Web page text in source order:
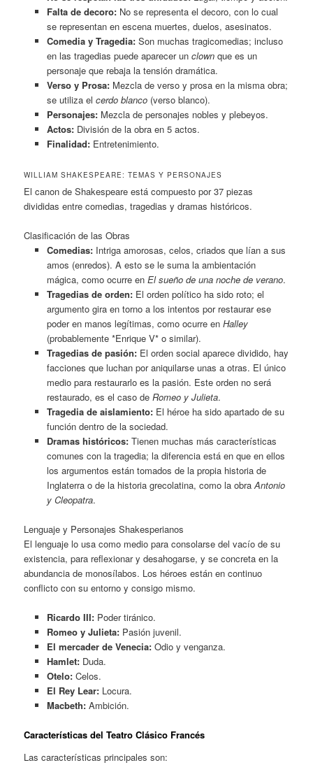
Falta de decoro:No se representa el decoro, con lo cual
se representan en escena muertes, duelos, asesinatos.
Comedia y Tragedia:Son muchas tragicomedias; incluso
en las tragedias puede aparecer un clownque es un
personaje que rebaja la tensión dramática.
Verso y Prosa:Mezcla de verso y prosa en la misma obra;
se utiliza el cerdo blanco(verso blanco).
Personajes:Mezcla de personajes nobles y plebeyos.
Actos:División de la obra en 5 actos.
Finalidad:Entretenimiento.
WILLIAM SHAKESPEARE: TEMAS Y PERSONAJES
El canon de Shakespeare está compuesto por 37 piezas
divididas entre comedias, tragedias y dramas históricos.
Clasificación de las Obras
Comedias:Intriga amorosas, celos, criados que lían a sus
amos (enredos). A esto se le suma la ambientación
mágica, como ocurre en El sueño de una noche de verano.
Tragedias de orden:El orden político ha sido roto; el
argumento gira en torno a los intentos por restaurar ese
poder en manos legítimas, como ocurre en Halley
(probablemente *Enrique V* o similar).
Tragedias de pasión:El orden social aparece dividido, hay
facciones que luchan por aniquilarse unas a otras. El único
medio para restaurarlo es la pasión. Este orden no será
restaurado, es el caso de Romeo y Julieta.
Tragedia de aislamiento:El héroe ha sido apartado de su
función dentro de la sociedad.
Dramas históricos:Tienen muchas más características
comunes con la tragedia; la diferencia está en que en ellos
los argumentos están tomados de la propia historia de
Inglaterra o de la historia grecolatina, como la obraAntonio
y Cleopatra.
Lenguaje y Personajes Shakesperianos
El lenguaje lo usa como medio para consolarse del vacío de su
existencia, para reflexionar y desahogarse, y se concreta en la
abundancia de monosílabos. Los héroes están en continuo
conflicto con su entorno y consigo mismo.
Ricardo III:Poder tiránico.
Romeo y Julieta:Pasión juvenil.
El mercader de Venecia:Odio y venganza.
Hamlet:Duda.
Otelo:Celos.
El Rey Lear:Locura.
Macbeth:Ambición.
Características del Teatro Clásico Francés
Las características principales son: